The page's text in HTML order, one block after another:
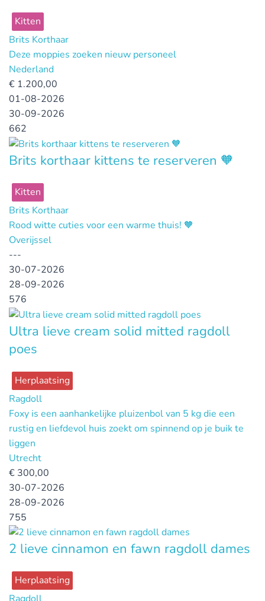
Kitten
Brits Korthaar
Deze moppies zoeken nieuw personeel
Nederland
€ 1.200,00
01-08-2026
30-09-2026
662
Brits korthaar kittens te reserveren 🧡
Kitten
Brits Korthaar
Rood witte cuties voor een warme thuis! 🧡
Overijssel
---
30-07-2026
28-09-2026
576
Ultra lieve cream solid mitted ragdoll
poes
Herplaatsing
Ragdoll
Foxy is een aanhankelijke pluizenbol van 5 kg die een
rustig en liefdevol huis zoekt om spinnend op je buik te
liggen
Utrecht
€ 300,00
30-07-2026
28-09-2026
755
2 lieve cinnamon en fawn ragdoll dames
Herplaatsing